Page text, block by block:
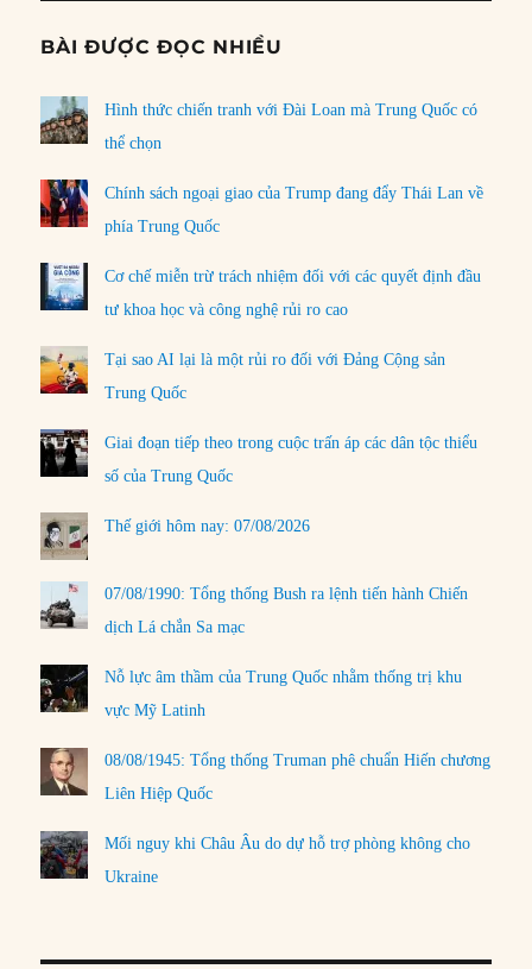
BÀI ĐƯỢC ĐỌC NHIỀU
Hình thức chiến tranh với Đài Loan mà Trung Quốc có
thể chọn
Chính sách ngoại giao của Trump đang đẩy Thái Lan về
phía Trung Quốc
Cơ chế miễn trừ trách nhiệm đối với các quyết định đầu
tư khoa học và công nghệ rủi ro cao
Tại sao AI lại là một rủi ro đối với Đảng Cộng sản
Trung Quốc
Giai đoạn tiếp theo trong cuộc trấn áp các dân tộc thiểu
số của Trung Quốc
Thế giới hôm nay: 07/08/2026
07/08/1990: Tổng thống Bush ra lệnh tiến hành Chiến
dịch Lá chắn Sa mạc
Nỗ lực âm thầm của Trung Quốc nhằm thống trị khu
vực Mỹ Latinh
08/08/1945: Tổng thống Truman phê chuẩn Hiến chương
Liên Hiệp Quốc
Mối nguy khi Châu Âu do dự hỗ trợ phòng không cho
Ukraine